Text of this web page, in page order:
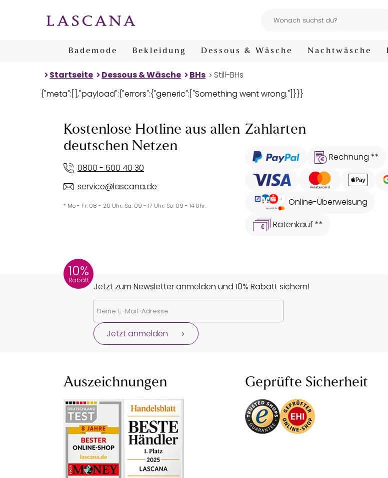
Bademode Bekleidung Dessous & Wäsche Nachtwäsche
Startseite Dessous & Wäsche BHs
Still-BHs
{"meta":[],"payload":{"errors":{"generic":["Something went wrong."]}}}
Kostenlose Hotline aus allen
deutschen Netzen
0800 - 600 40 30
service@lascana.de
* Mo - Fr: 08 - 20 Uhr; Sa: 09 - 17 Uhr; So: 09 - 14 Uhr.
Zahlarten
Rechnung **
Online-Überweisung
Ratenkauf **
10%
Rabatt
Jetzt zum Newsletter anmelden und 10% Rabatt sichern!
Jetzt anmelden
Auszeichnungen Geprüfte Sicherheit